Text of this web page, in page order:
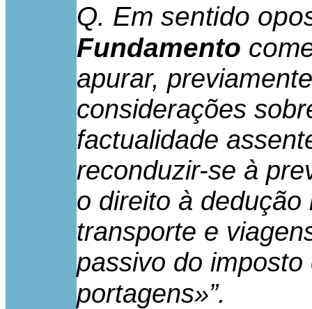
Q. Em sentido
Fundamento
apurar,
considerações
factualidade
reconduzir-se à
o direito à
transporte e
passivo do
portagens»”.